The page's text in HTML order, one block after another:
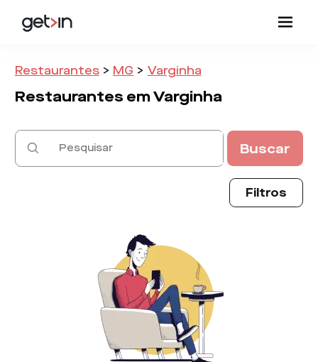
Restaurantes > MG > Varginha
Restaurantes emVarginha
Buscar
Filtros